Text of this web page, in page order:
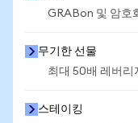
GRABon 및 암호
무기한 선물
최대 50배 레버리
스테이킹